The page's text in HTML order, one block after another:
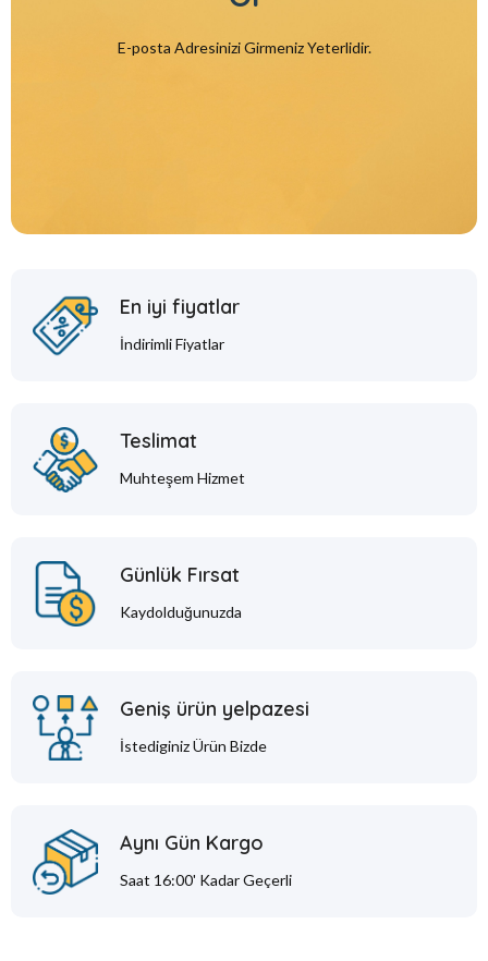
E-posta Adresinizi Girmeniz Yeterlidir.
En iyi fiyatlar
İndirimli Fiyatlar
Teslimat
Muhteşem Hizmet
Günlük Fırsat
Kaydolduğunuzda
Geniş ürün yelpazesi
İstediginiz Ürün Bizde
Aynı Gün Kargo
Saat 16:00' Kadar Geçerli